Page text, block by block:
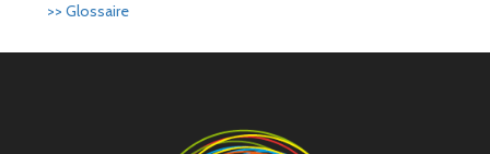
>> Glossaire